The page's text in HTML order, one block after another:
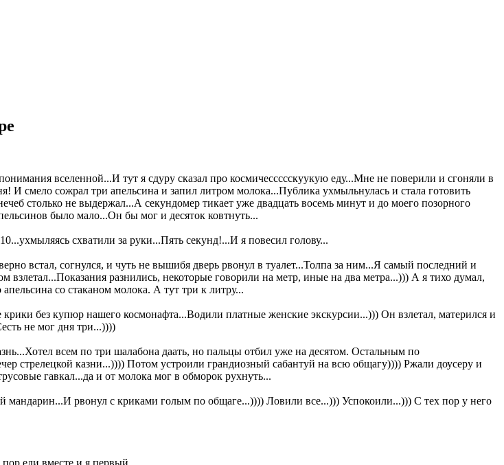
вселенной...И тут я сдуру сказал про космичессссскуукую еду...Мне не поверили и сгоняли в
И смело сожрал три апельсина и запил литром молока...Публика ухмыльнулась и стала готовить
столько не выдержал...А секундомер тикает уже двадцать восемь минут и до моего позорного
было мало...Он бы мог и десяток ковтнуть...
схватили за руки...Пять секунд!...И я повесил голову...
встал, согнулся, и чуть не вышибя дверь рвонул в туалет...Толпа за ним...Я самый последний и
разнились, некоторые говорили на метр, иные на два метра...))) А я тихо думал,
со стаканом молока. А тут три к литру...
без купюр нашего космонафта...Водили платные женские экскурсии...))) Он взлетал, матерился и
не мог дня три...))))
всем по три шалабона даать, но пальцы отбил уже на десятом. Остальным по
стрелецкой казни...)))) Потом устроили грандиозный сабантуй на всю общагу)))) Ржали доусеру и
гавкал...да и от молока мог в обморок рухнуть...
рвонул с криками голым по общаге...)))) Ловили все...))) Успокоили...))) С тех пор у него